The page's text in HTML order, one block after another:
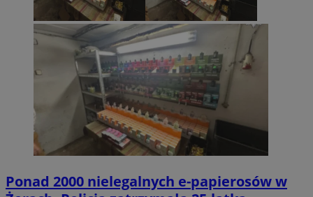
Ponad 2000 nielegalnych e-papierosów w